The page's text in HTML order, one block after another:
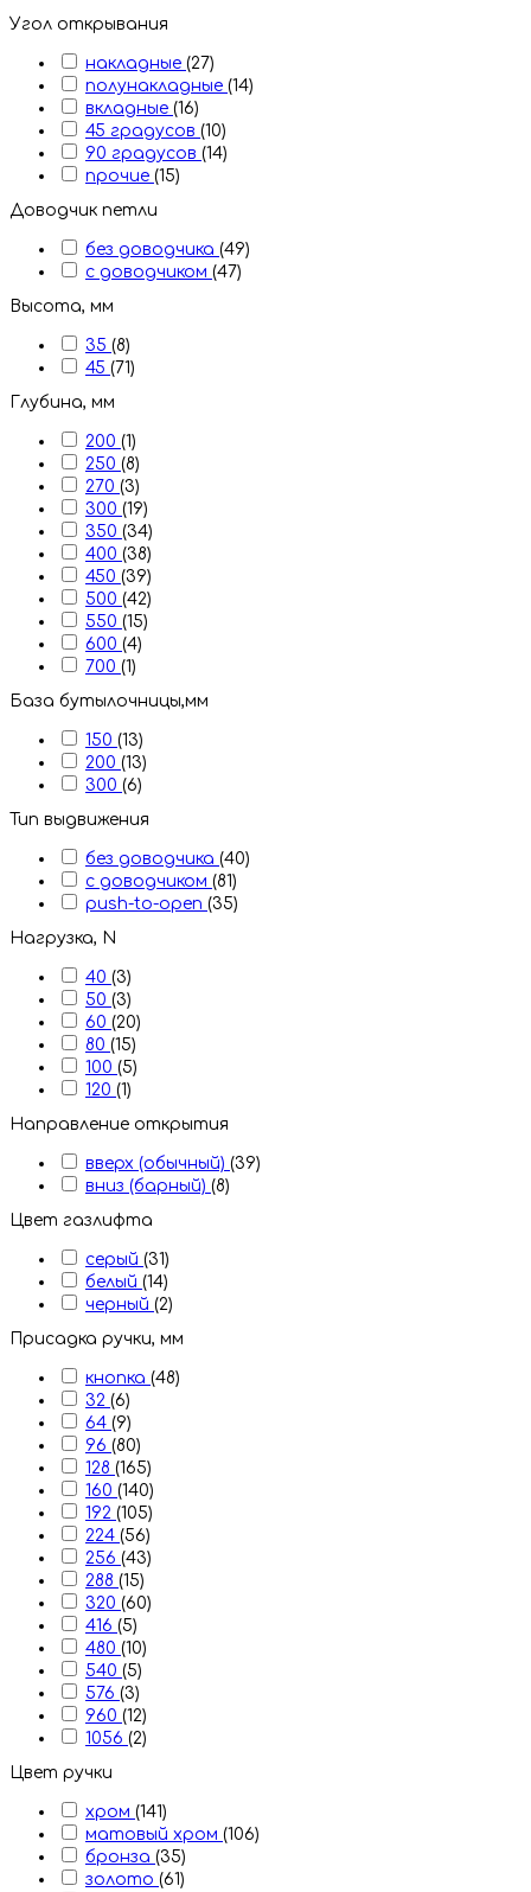
Угол открывания
накладные (27)
полунакладные (14)
вкладные (16)
45 градусов (10)
90 градусов (14)
прочие (15)
Доводчик петли
без доводчика (49)
с доводчиком (47)
Высота, мм
35 (8)
45 (71)
Глубина, мм
200 (1)
250 (8)
270 (3)
300 (19)
350 (34)
400 (38)
450 (39)
500 (42)
550 (15)
600 (4)
700 (1)
База бутылочницы,мм
150 (13)
200 (13)
300 (6)
Тип выдвижения
без доводчика (40)
с доводчиком (81)
push-to-open (35)
Нагрузка, N
40 (3)
50 (3)
60 (20)
80 (15)
100 (5)
120 (1)
Направление открытия
вверх (обычный) (39)
вниз (барный) (8)
Цвет газлифта
серый (31)
белый (14)
черный (2)
Присадка ручки, мм
кнопка (48)
32 (6)
64 (9)
96 (80)
128 (165)
160 (140)
192 (105)
224 (56)
256 (43)
288 (15)
320 (60)
416 (5)
480 (10)
540 (5)
576 (3)
960 (12)
1056 (2)
Цвет ручки
хром (141)
матовый хром (106)
бронза (35)
золото (61)